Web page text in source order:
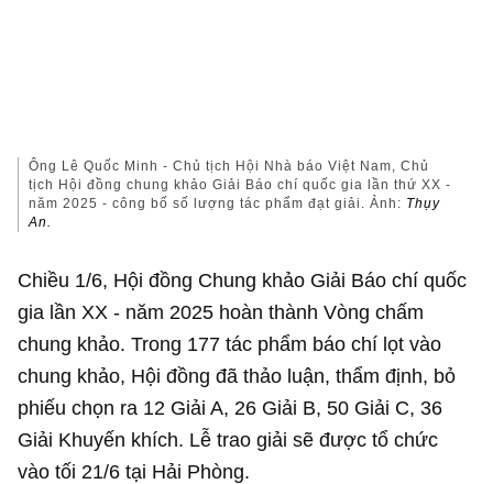
Ông Lê Quốc Minh - Chủ tịch Hội Nhà báo Việt Nam, Chủ
tịch Hội đồng chung khảo Giải Báo chí quốc gia lần thứ XX -
năm 2025 - công bố số lượng tác phẩm đạt giải. Ảnh: Thụy
An.
Chiều 1/6, Hội đồng Chung khảo Giải Báo chí quốc
gia lần XX - năm 2025 hoàn thành Vòng chấm
chung khảo. Trong 177 tác phẩm báo chí lọt vào
chung khảo, Hội đồng đã thảo luận, thẩm định, bỏ
phiếu chọn ra 12 Giải A, 26 Giải B, 50 Giải C, 36
Giải Khuyến khích. Lễ trao giải sẽ được tổ chức
vào tối 21/6 tại Hải Phòng.